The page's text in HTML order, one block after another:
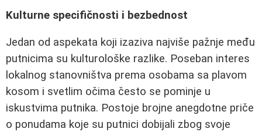
Kulturne specifičnosti i bezbednost
Jedan od aspekata koji izaziva najviše pažnje među
putnicima su kulturološke razlike. Poseban interes
lokalnog stanovništva prema osobama sa plavom
kosom i svetlim očima često se pominje u
iskustvima putnika. Postoje brojne anegdotne priče
o ponudama koje su putnici dobijali zbog svoje